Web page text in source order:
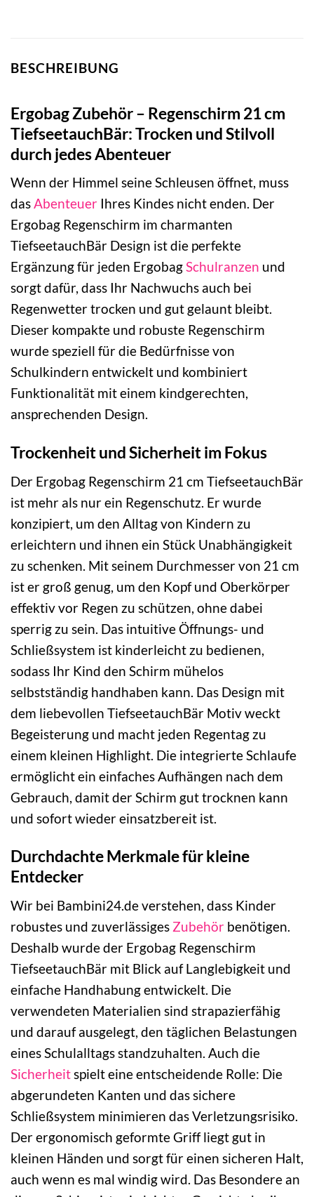
BESCHREIBUNG
Ergobag Zubehör – Regenschirm 21 cm
TiefseetauchBär: Trocken und Stilvoll
durch jedes Abenteuer
Wenn der Himmel seine Schleusen öffnet, muss
dasAbenteuer Ihres Kindes nicht enden. Der
Ergobag Regenschirm im charmanten
TiefseetauchBär Design ist die perfekte
Ergänzung für jeden ErgobagSchulranzen und
sorgt dafür, dass Ihr Nachwuchs auch bei
Regenwetter trocken und gut gelaunt bleibt.
Dieser kompakte und robuste Regenschirm
wurde speziell für die Bedürfnisse von
Schulkindern entwickelt und kombiniert
Funktionalität mit einem kindgerechten,
ansprechenden Design.
Trockenheit und Sicherheit im Fokus
Der Ergobag Regenschirm 21 cm TiefseetauchBär
ist mehr als nur ein Regenschutz. Er wurde
konzipiert, um den Alltag von Kindern zu
erleichtern und ihnen ein Stück Unabhängigkeit
zu schenken. Mit seinem Durchmesser von 21 cm
ist er groß genug, um den Kopf und Oberkörper
effektiv vor Regen zu schützen, ohne dabei
sperrig zu sein. Das intuitive Öffnungs- und
Schließsystem ist kinderleicht zu bedienen,
sodass Ihr Kind den Schirm mühelos
selbstständig handhaben kann. Das Design mit
dem liebevollen TiefseetauchBär Motiv weckt
Begeisterung und macht jeden Regentag zu
einem kleinen Highlight. Die integrierte Schlaufe
ermöglicht ein einfaches Aufhängen nach dem
Gebrauch, damit der Schirm gut trocknen kann
und sofort wieder einsatzbereit ist.
Durchdachte Merkmale für kleine
Entdecker
Wir bei Bambini24.de verstehen, dass Kinder
robustes und zuverlässiges Zubehör benötigen.
Deshalb wurde der Ergobag Regenschirm
TiefseetauchBär mit Blick auf Langlebigkeit und
einfache Handhabung entwickelt. Die
verwendeten Materialien sind strapazierfähig
und darauf ausgelegt, den täglichen Belastungen
eines Schulalltags standzuhalten. Auch die
Sicherheitspielt eine entscheidende Rolle: Die
abgerundeten Kanten und das sichere
Schließsystem minimieren das Verletzungsrisiko.
Der ergonomisch geformte Griff liegt gut in
kleinen Händen und sorgt für einen sicheren Halt,
auch wenn es mal windig wird. Das Besondere an